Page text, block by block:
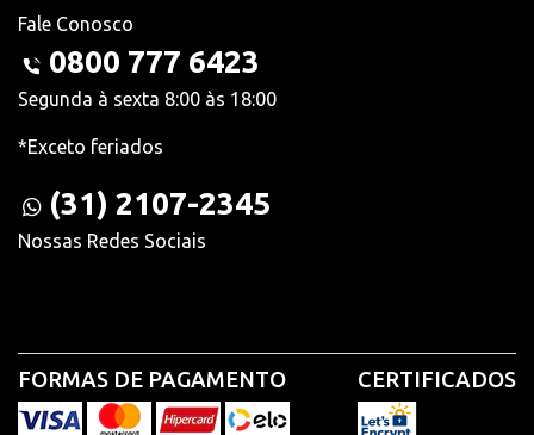
Fale Conosco
0800 777 6423
Segunda à sexta 8:00 às 18:00
*Exceto feriados
(31) 2107-2345
Nossas Redes Sociais
FORMAS DE PAGAMENTO CERTIFICADOS